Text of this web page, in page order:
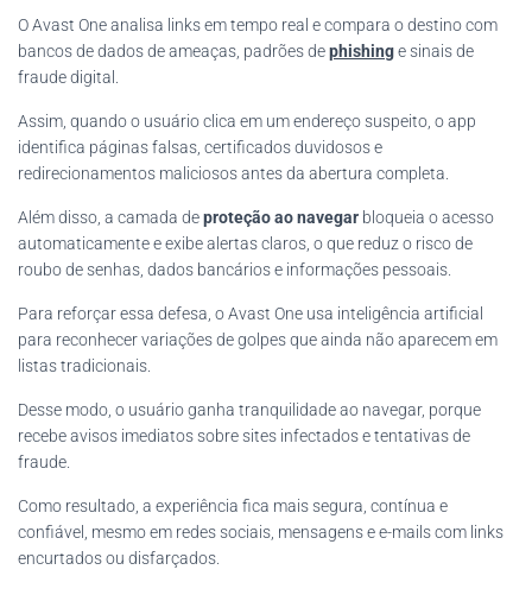
O Avast One analisa links em tempo real e compara o destino com
bancos de dados de ameaças, padrões dephishinge sinais de
fraude digital.
Assim, quando o usuário clica em um endereço suspeito, o app
identifica páginas falsas, certificados duvidosos e
redirecionamentos maliciosos antes da abertura completa.
Além disso, a camada deproteção ao navegar bloqueia o acesso
automaticamente e exibe alertas claros, o que reduz o risco de
roubo de senhas, dados bancários e informações pessoais.
Para reforçar essa defesa, o Avast One usa inteligência artificial
para reconhecer variações de golpes que ainda não aparecem em
listas tradicionais.
Desse modo, o usuário ganha tranquilidade ao navegar, porque
recebe avisos imediatos sobre sites infectados e tentativas de
fraude.
Como resultado, a experiência fica mais segura, contínua e
confiável, mesmo em redes sociais, mensagens e e-mails com links
encurtados ou disfarçados.